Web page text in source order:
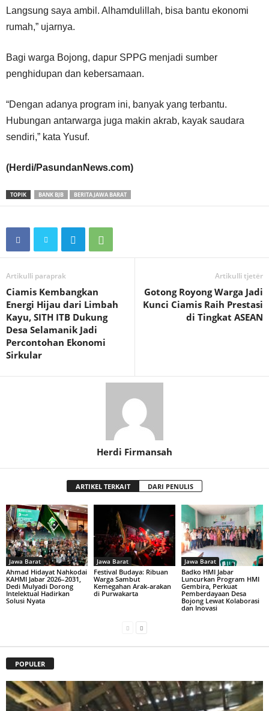
Langsung saya ambil. Alhamdulillah, bisa bantu ekonomi
rumah,” ujarnya.
Bagi warga Bojong, dapur SPPG menjadi sumber
penghidupan dan kebersamaan.
“Dengan adanya program ini, banyak yang terbantu.
Hubungan antarwarga juga makin akrab, kayak saudara
sendiri,” kata Yusuf.
(Herdi/PasundanNews.com)
TOPIK BANK BJB BERITA JAWA BARAT
Artikulli paraprak
Ciamis Kembangkan
Energi Hijau dari Limbah
Kayu, SITH ITB Dukung
Desa Selamanik Jadi
Percontohan Ekonomi
Sirkular
Artikulli tjetër
Gotong Royong Warga Jadi
Kunci Ciamis Raih Prestasi
di Tingkat ASEAN
Herdi Firmansah
ARTIKEL TERKAIT DARI PENULIS
Jawa Barat
Ahmad Hidayat Nahkodai
KAHMI Jabar 2026–2031,
Dedi Mulyadi Dorong
Intelektual Hadirkan
Solusi Nyata
Jawa Barat
Festival Budaya: Ribuan
Warga Sambut
Kemegahan Arak-arakan
di Purwakarta
Jawa Barat
Badko HMI Jabar
Luncurkan Program HMI
Gembira, Perkuat
Pemberdayaan Desa
Bojong Lewat Kolaborasi
dan Inovasi
POPULER